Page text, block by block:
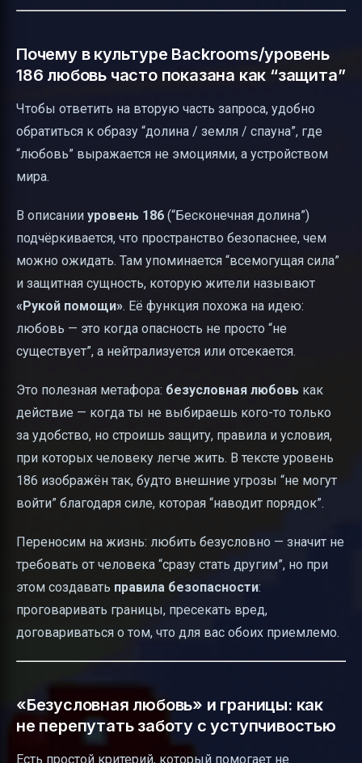
Почему в культуре Backrooms/уровень
186 любовь часто показана как “защита”
Чтобы ответить на вторую часть запроса, удобно
обратиться к образу “долина / земля / спауна”, где
“любовь” выражается не эмоциями, а устройством
мира.
В описании уровень 186 (“Бесконечная долина”)
подчёркивается, что пространство безопаснее, чем
можно ожидать. Там упоминается “всемогущая сила”
и защитная сущность, которую жители называют
«Рукой помощи». Её функция похожа на идею:
любовь — это когда опасность не просто “не
существует”, а нейтрализуется или отсекается.
Это полезная метафора: безусловная любовь как
действие — когда ты не выбираешь кого-то только
за удобство, но строишь защиту, правила и условия,
при которых человеку легче жить. В тексте уровень
186 изображён так, будто внешние угрозы “не могут
войти” благодаря силе, которая “наводит порядок”.
Переносим на жизнь: любить безусловно — значит не
требовать от человека “сразу стать другим”, но при
этом создавать правила безопасности:
проговаривать границы, пресекать вред,
договариваться о том, что для вас обоих приемлемо.
«Безусловная любовь» и границы: как
не перепутать заботу с уступчивостью
Есть простой критерий, который помогает не